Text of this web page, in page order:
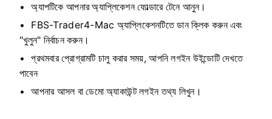
অ্যাপটিকে আপনার অ্যাপ্লিকেশন ফোল্ডারে টেনে আনুন।
FBS-Trader4-Mac অ্যাপ্লিকেশনটিতে ডান ক্লিক করুন এবং
"খুলুন" নির্বাচন করুন।
প্রথমবার প্রোগ্রামটি চালু করার সময়, আপনি লগইন উইন্ডোটি দেখতে
পাবেন
আপনার আসল বা ডেমো অ্যাকাউন্ট লগইন তথ্য লিখুন।